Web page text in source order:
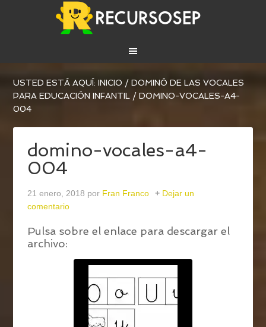
USTED ESTÁ AQUÍ:INICIO / DOMINÓ DE LAS VOCALES
PARA EDUCACIÓN INFANTIL / DOMINO-VOCALES-A4-
004
domino-vocales-a4-
004
21 enero, 2018 por Fran Franco
Dejar un
comentario
Pulsa sobre el enlace para descargar el
archivo: